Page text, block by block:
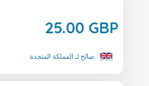
25.00 GBP
صالح لـ المملكة المتحدة